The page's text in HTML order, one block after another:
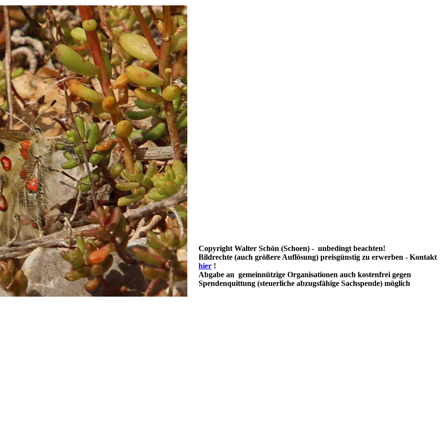
Copyright Walter Schön (Schoen) - unbedingt beachten!
Bildrechte (auch größere Auflösung) preisgünstig zu erwerben - Kontakt
hier !
Abgabe an gemeinnützige Organisationen auch kostenfrei gegen
Spendenquittung (steuerliche abzugsfähige Sachspende) möglich